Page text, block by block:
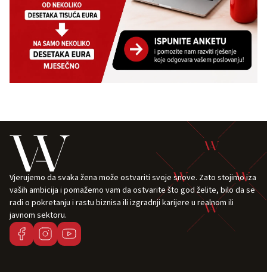
Vjerujemo da svaka žena može ostvariti svoje snove. Zato stojimo iza
vaših ambicija i pomažemo vam da ostvarite što god želite, bilo da se
radi o pokretanju i rastu biznisa ili izgradnji karijere u realnom ili
javnom sektoru.